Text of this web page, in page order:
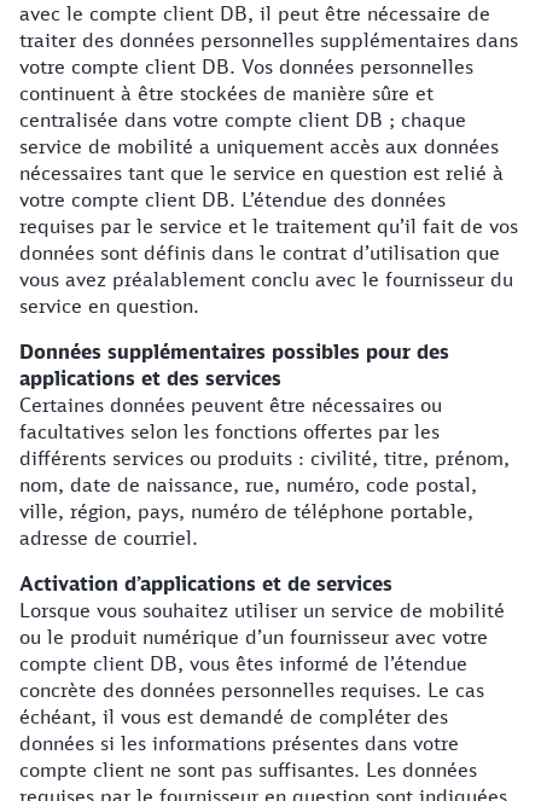
avec le compte client DB, il peut être nécessaire de
traiter des données personnelles supplémentaires dans
votre compte client DB. Vos données personnelles
continuent à être stockées de manière sûre et
centralisée dans votre compte client DB ; chaque
service de mobilité a uniquement accès aux données
nécessaires tant que le service en question est relié à
votre compte client DB. L’étendue des données
requises par le service et le traitement qu’il fait de vos
données sont définis dans le contrat d’utilisation que
vous avez préalablement conclu avec le fournisseur du
service en question.
Données supplémentaires possibles pour des
applications et des services
Certaines données peuvent être nécessaires ou
facultatives selon les fonctions offertes par les
différents services ou produits : civilité, titre, prénom,
nom, date de naissance, rue, numéro, code postal,
ville, région, pays, numéro de téléphone portable,
adresse de courriel.
Activation d’applications et de services
Lorsque vous souhaitez utiliser un service de mobilité
ou le produit numérique d’un fournisseur avec votre
compte client DB, vous êtes informé de l’étendue
concrète des données personnelles requises. Le cas
échéant, il vous est demandé de compléter des
données si les informations présentes dans votre
compte client ne sont pas suffisantes. Les données
requises par le fournisseur en question sont indiquées